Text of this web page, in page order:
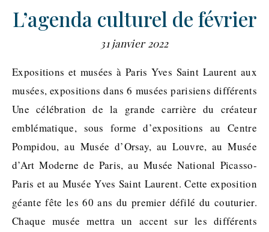
L’agenda culturel de février
31 janvier 2022
Expositions et musées à Paris Yves Saint Laurent aux
musées, expositions dans 6 musées parisiens différents
Une célébration de la grande carrière du créateur
emblématique, sous forme d’expositions au Centre
Pompidou, au Musée d’Orsay, au Louvre, au Musée
d’Art Moderne de Paris, au Musée National Picasso-
Paris et au Musée Yves Saint Laurent. Cette exposition
géante fête les 60 ans du premier défilé du couturier.
Chaque musée mettra un accent sur les différents